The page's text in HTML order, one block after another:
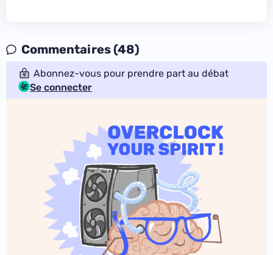
Commentaires (48)
Abonnez-vous pour prendre part au débat
Se connecter